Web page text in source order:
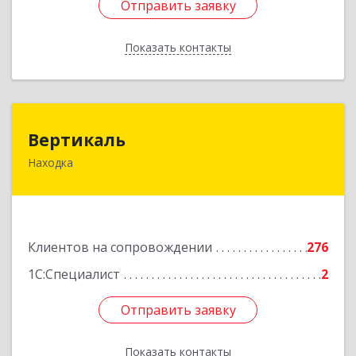
Отправить заявку
Показать контакты
Отправить заявку
Назад
Вертикаль
Находка
Клиентов на сопровождении
276
1С:Специалист
2
Отправить заявку
Показать контакты
Отправить заявку
Назад